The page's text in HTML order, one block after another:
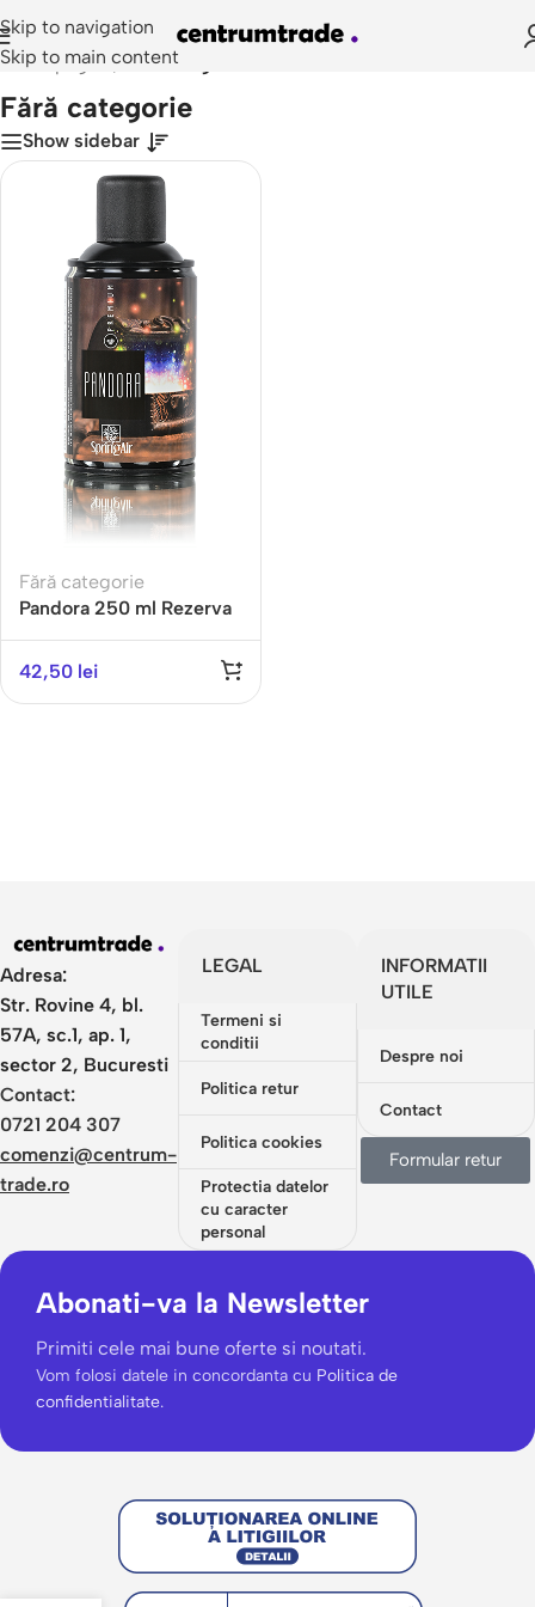
Skip to navigation
Skip to main content
Prima pagină/Fără categorie
Fără categorie
Show sidebar
Fără categorie
Pandora 250 ml Rezerva
camera, Spring Air
42,50 lei
Adresa:
Str. Rovine 4, bl.
57A, sc.1, ap. 1,
sector 2, Bucuresti
Contact:
0721 204 307
comenzi@centrum-
trade.ro
LEGAL
Termeni si
conditii
Politica retur
Politica cookies
Protectia datelor
cu caracter
personal
INFORMATII
UTILE
Despre noi
Contact
Formular retur
Abonati-va la Newsletter
Primiti cele mai bune oferte si noutati.
Vom folosi datele in concordanta cu Politica de
confidentialitate.